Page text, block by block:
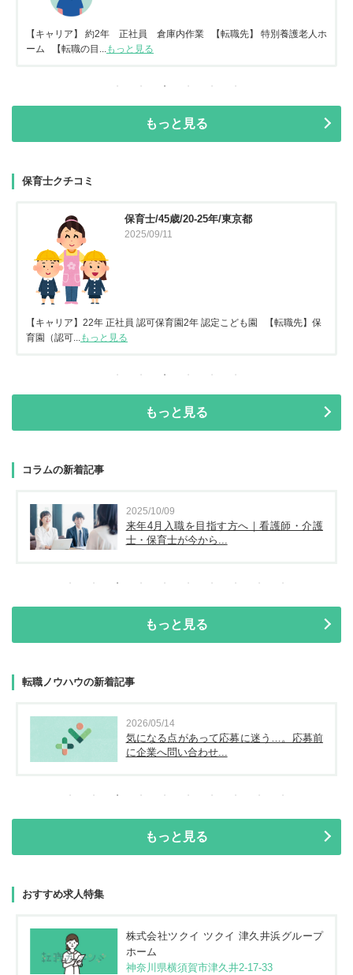
【キャリア】 約2年 正社員 倉庫内作業 【転職先】 特別養護老人ホ
ーム 【転職の目...もっと見る
もっと見る
保育士クチコミ
保育士/45歳/20-25年/東京都
2025/09/11
【キャリア】22年 正社員 認可保育園2年 認定こども園 【転職先】保
育園（認可...もっと見る
もっと見る
コラムの新着記事
2025/10/09
来年4月入職を目指す方へ｜看護師・介護
士・保育士が今から...
もっと見る
転職ノウハウの新着記事
2026/05/14
気になる点があって応募に迷う…。応募前
に企業へ問い合わせ...
もっと見る
おすすめ求人特集
株式会社ツクイ ツクイ 津久井浜グループ
ホーム
神奈川県横須賀市津久井2-17-33